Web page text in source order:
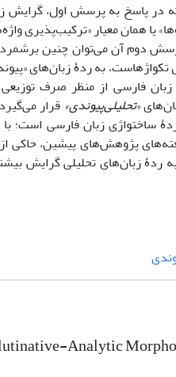
که در پاسخ به پرسش اول، گرایش
همان معیار «ترکیب‌پذیری
دوم آن می‌توان چنین
تکواژهاست، به ردۀ زبان‌های
فارسی از منظر صرف
«تحلیلی‌پیوندی» قرار
ساختواژی زبان فارسی است؛ با
پژوهش‌های پیشین، حاکی
ردۀ زبان‌های تحلیلی گرایش
Analytic